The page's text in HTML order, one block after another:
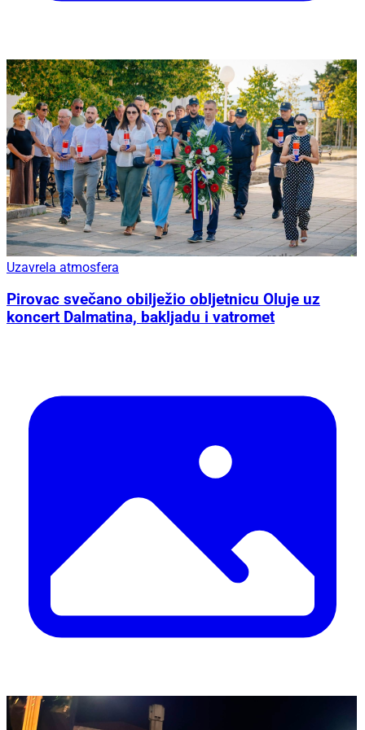
Uzavrela atmosfera
Pirovac svečano obilježio obljetnicu Oluje uz
koncert Dalmatina, bakljadu i vatromet